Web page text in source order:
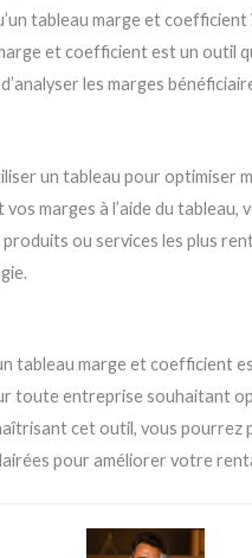
tableau marge et coefficient
et coefficient est un outil
les marges
un tableau pour optimiser
vos marges à l’aide du tableau,
ou services les plus
tableau marge et coefficient
toute entreprise souhaitant
cet outil, vous pourrez
pour améliorer votre